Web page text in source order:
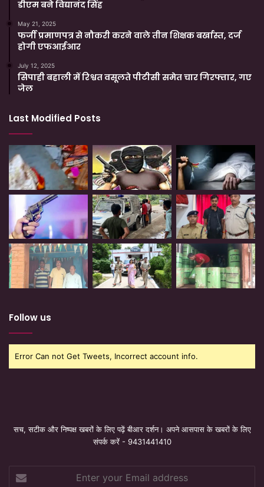
डीएम बने विद्यानंद सिंह
May 21, 2025
फर्जी प्रमाणपत्र से नौकरी करने वाले तीन शिक्षक बर्खास्त, दर्ज
होगी एफआईआर
July 12, 2025
सिपाही बहाली में रिश्वत वसूलते पीटीसी समेत चार गिरफ्तार, गए
जेल
Last Modified Posts
Follow us
Error Can not Get Tweets, Incorrect account info.
सच, सटीक और निष्पक्ष खबरों के लिए पढ़ें बीआर दर्शन। अपने आसपास के खबरों के लिए
संपर्क करें - 9431441410
your